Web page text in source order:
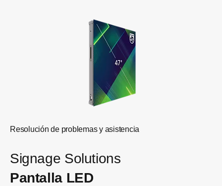
Resolución de problemas y asistencia
Signage Solutions
Pantalla LED